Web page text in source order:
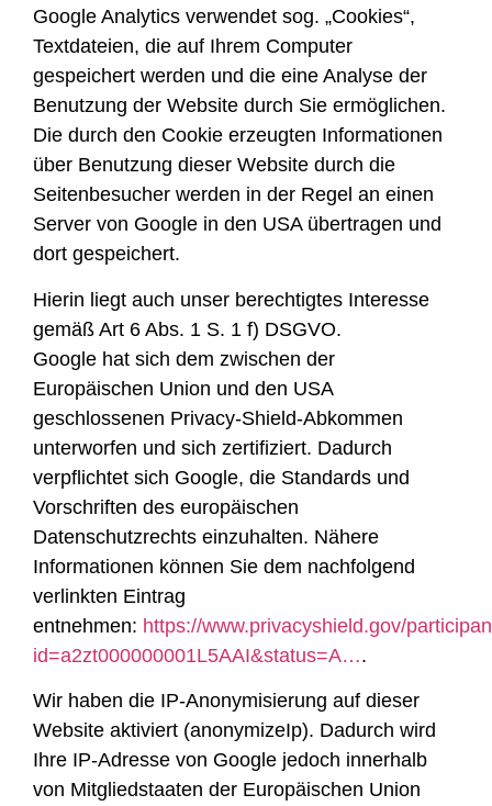
Google Analytics verwendet sog. „Cookies“,
Textdateien, die auf Ihrem Computer
gespeichert werden und die eine Analyse der
Benutzung der Website durch Sie ermöglichen.
Die durch den Cookie erzeugten Informationen
über Benutzung dieser Website durch die
Seitenbesucher werden in der Regel an einen
Server von Google in den USA übertragen und
dort gespeichert.
Hierin liegt auch unser berechtigtes Interesse
gemäß Art 6 Abs. 1 S. 1 f) DSGVO.
Google hat sich dem zwischen der
Europäischen Union und den USA
geschlossenen Privacy-Shield-Abkommen
unterworfen und sich zertifiziert. Dadurch
verpflichtet sich Google, die Standards und
Vorschriften des europäischen
Datenschutzrechts einzuhalten. Nähere
Informationen können Sie dem nachfolgend
verlinkten Eintrag
entnehmen: https://www.privacyshield.gov/
id=a2zt000000001L5AAI&status=A….
Wir haben die IP-Anonymisierung auf dieser
Website aktiviert (anonymizeIp). Dadurch wird
Ihre IP-Adresse von Google jedoch innerhalb
von Mitgliedstaaten der Europäischen Union